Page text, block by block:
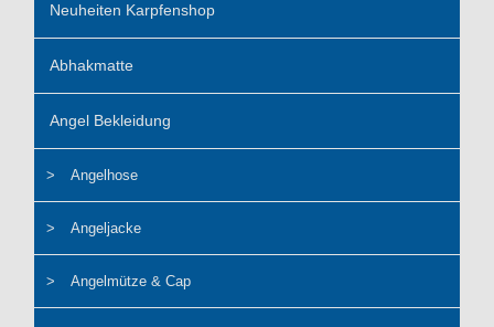
Neuheiten Karpfenshop
Abhakmatte
Angel Bekleidung
Angelhose
Angeljacke
Angelmütze & Cap